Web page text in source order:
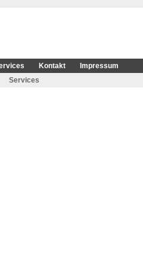
Kontakt
Impressum
Services